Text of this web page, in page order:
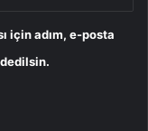
için adım, e-posta